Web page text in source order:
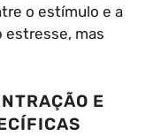
o estímulo e a
estresse, mas
E